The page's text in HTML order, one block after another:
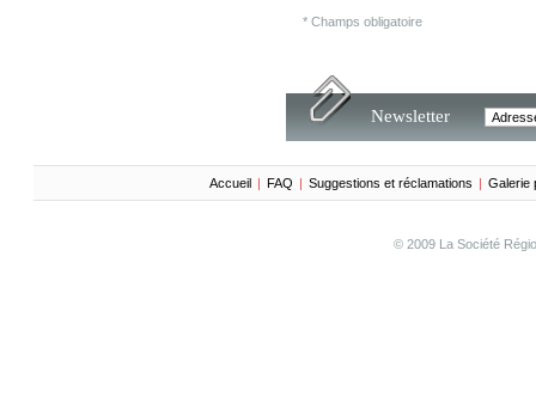
* Champs obligatoire
Newsletter
Accueil | FAQ | Suggestions et réclamations | Galerie
© 2009 La Société